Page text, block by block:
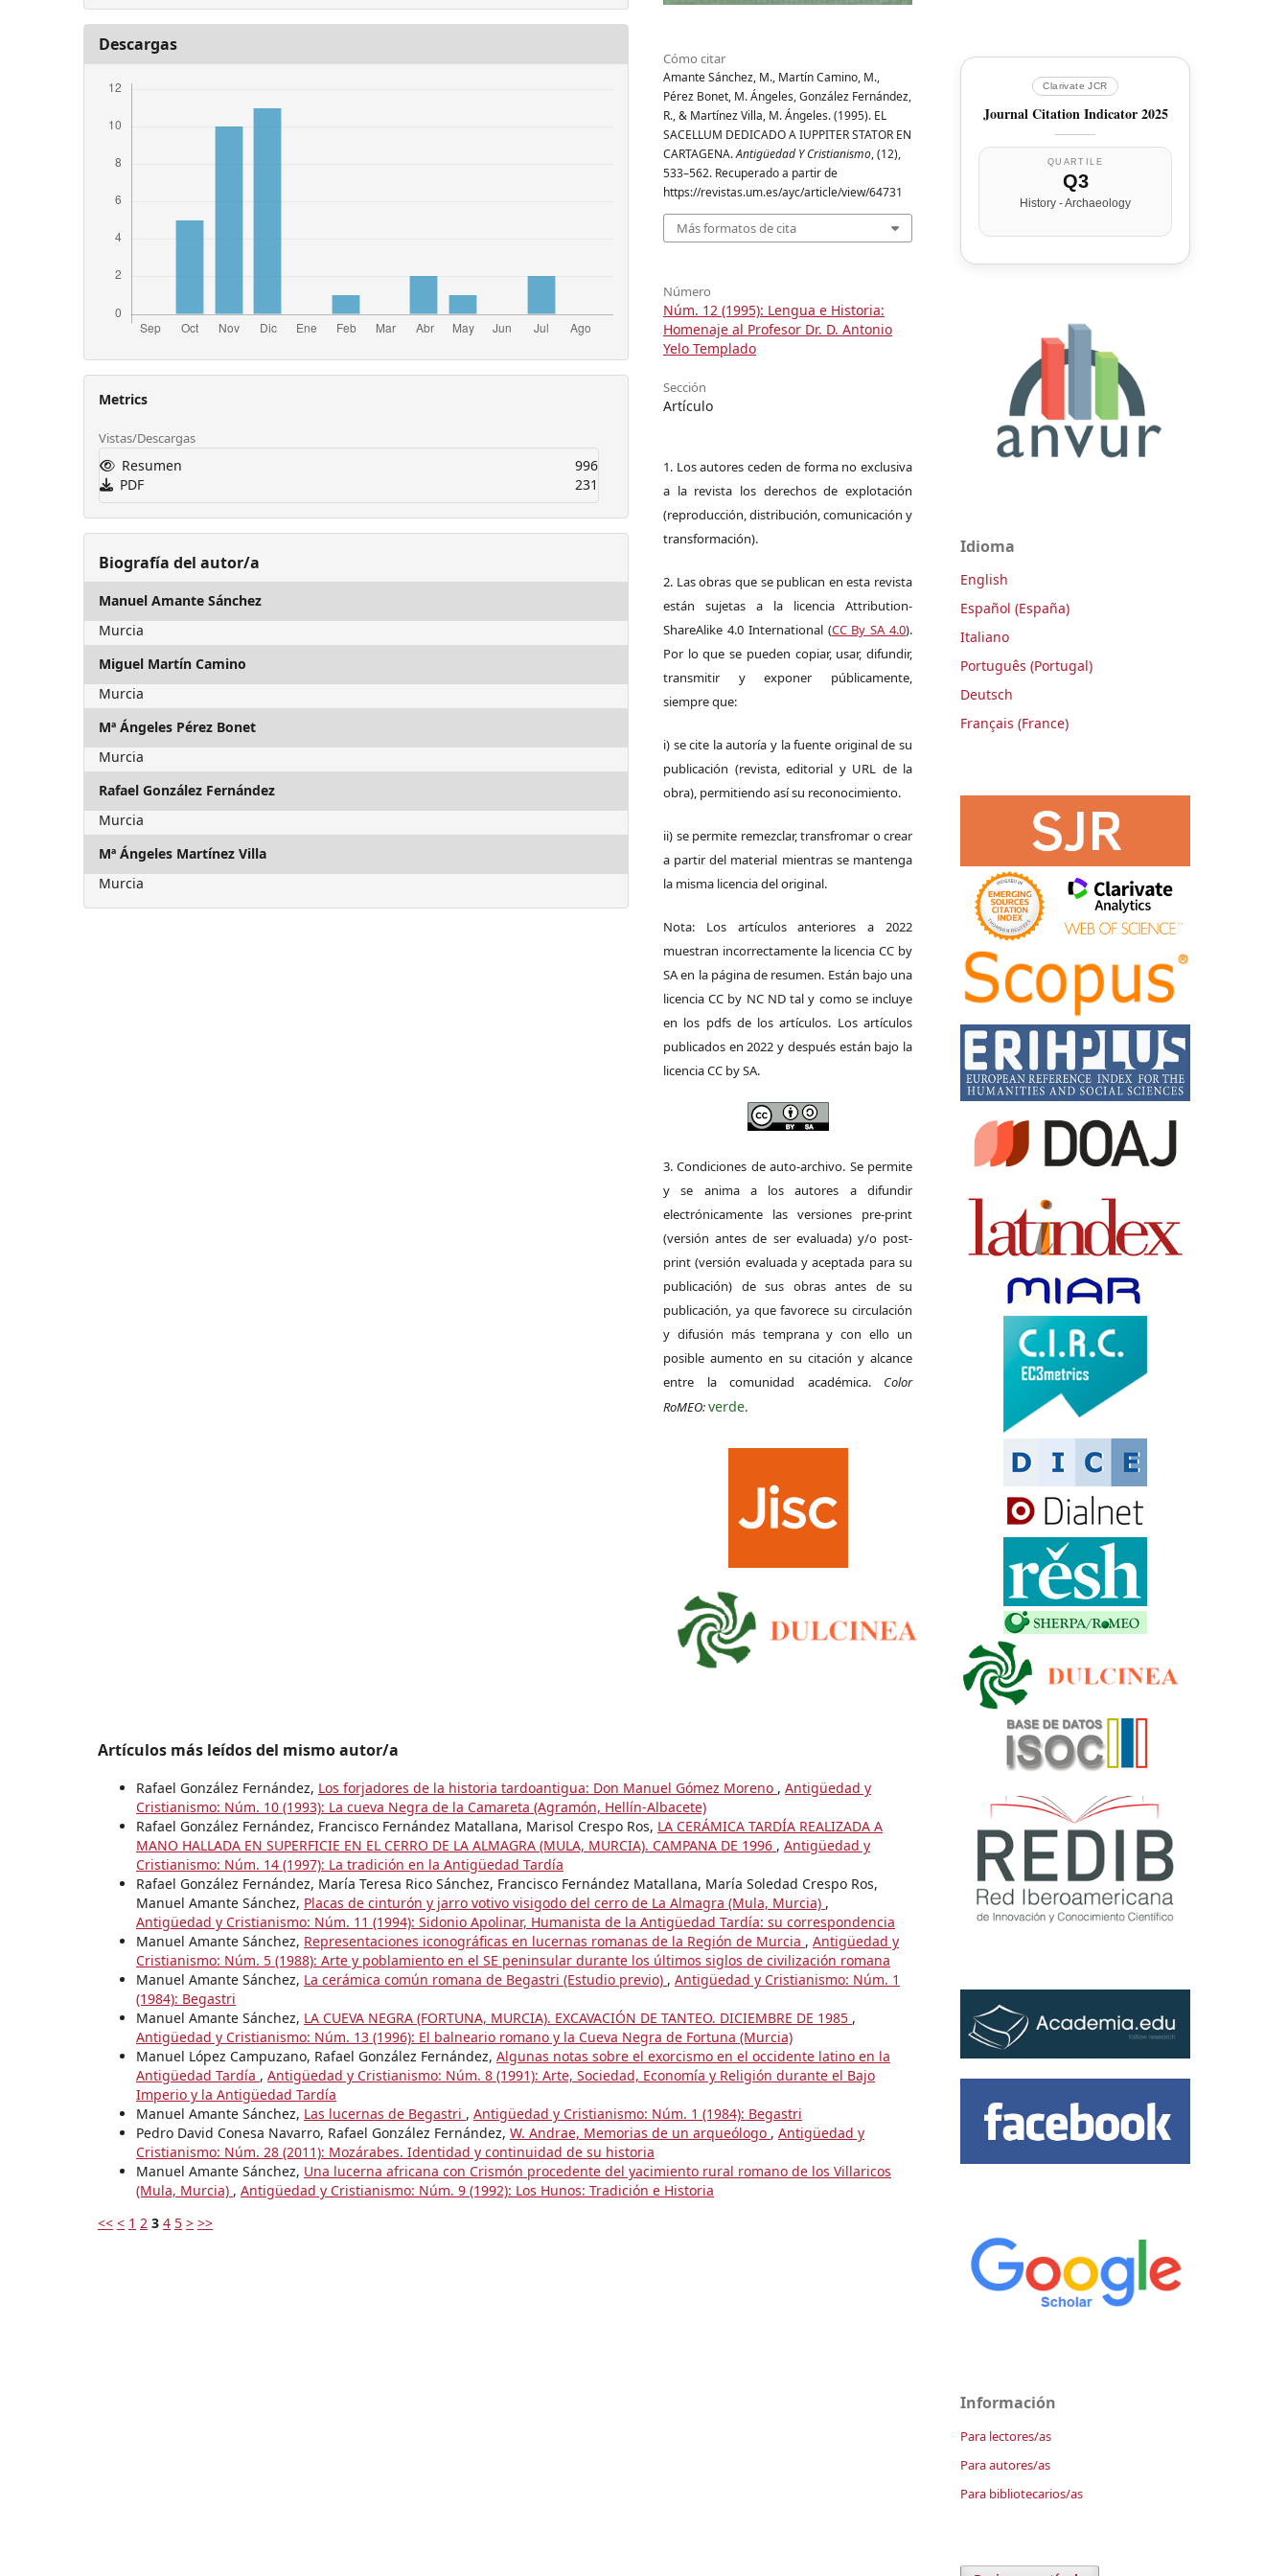
Descargas
Metrics
Vistas/Descargas
Resumen
996
PDF
231
Biografía del autor/a
Manuel Amante Sánchez
Murcia
Miguel Martín Camino
Murcia
Mª Ángeles Pérez Bonet
Murcia
Rafael González Fernández
Murcia
Mª Ángeles Martínez Villa
Murcia
Cómo citar
Amante Sánchez, M., Martín Camino, M.,
Pérez Bonet, M. Ángeles, González Fernández,
R., & Martínez Villa, M. Ángeles. (1995). EL
SACELLUM DEDICADO A IUPPITER STATOR EN
CARTAGENA.Antigüedad Y Cristianismo, (12),
533–562. Recuperado a partir de
https://revistas.um.es/ayc/article/view/64731
Más formatos de cita
Número
Núm. 12 (1995): Lengua e Historia:
Homenaje al Profesor Dr. D. Antonio
Yelo Templado
Sección
Artículo
1. Los autores ceden de forma no exclusiva
a la revista los derechos de explotación
(reproducción, distribución, comunicación y
transformación).
2. Las obras que se publican en esta revista
están sujetas a la licencia Attribution-
ShareAlike 4.0 International (CC By SA 4.0).
Por lo que se pueden copiar, usar, difundir,
transmitir y exponer públicamente,
siempre que:
i) se cite la autoría y la fuente original de su
publicación (revista, editorial y URL de la
obra), permitiendo así su reconocimiento.
ii) se permite remezclar, transfromar o crear
a partir del material mientras se mantenga
la misma licencia del original.
Nota: Los artículos anteriores a 2022
muestran incorrectamente la licencia CC by
SA en la página de resumen. Están bajo una
licencia CC by NC ND tal y como se incluye
en los pdfs de los artículos. Los artículos
publicados en 2022 y después están bajo la
licencia CC by SA.
3. Condiciones de auto-archivo. Se permite
y se anima a los autores a difundir
electrónicamente las versiones pre-print
(versión antes de ser evaluada) y/o post-
print (versión evaluada y aceptada para su
publicación) de sus obras antes de su
publicación, ya que favorece su circulación
y difusión más temprana y con ello un
posible aumento en su citación y alcance
entre la comunidad académica. Color
RoMEO:verde.
Artículos más leídos del mismo autor/a
Rafael González Fernández, Los forjadores de la historia tardoantigua: Don Manuel Gómez Moreno , Antigüedad y
Cristianismo: Núm. 10 (1993): La cueva Negra de la Camareta (Agramón, Hellín-Albacete)
Rafael González Fernández, Francisco Fernández Matallana, Marisol Crespo Ros, LA CERÁMICA TARDÍA REALIZADA A
MANO HALLADA EN SUPERFICIE EN EL CERRO DE LA ALMAGRA (MULA, MURCIA). CAMPANA DE 1996 , Antigüedad y
Cristianismo: Núm. 14 (1997): La tradición en la Antigüedad Tardía
Rafael González Fernández, María Teresa Rico Sánchez, Francisco Fernández Matallana, María Soledad Crespo Ros,
Manuel Amante Sánchez, Placas de cinturón y jarro votivo visigodo del cerro de La Almagra (Mula, Murcia) ,
Antigüedad y Cristianismo: Núm. 11 (1994): Sidonio Apolinar, Humanista de la Antigüedad Tardía: su correspondencia
Manuel Amante Sánchez, Representaciones iconográficas en lucernas romanas de la Región de Murcia , Antigüedad y
Cristianismo: Núm. 5 (1988): Arte y poblamiento en el SE peninsular durante los últimos siglos de civilización romana
Manuel Amante Sánchez, La cerámica común romana de Begastri (Estudio previo) , Antigüedad y Cristianismo: Núm. 1
(1984): Begastri
Manuel Amante Sánchez, LA CUEVA NEGRA (FORTUNA, MURCIA). EXCAVACIÓN DE TANTEO. DICIEMBRE DE 1985 ,
Antigüedad y Cristianismo: Núm. 13 (1996): El balneario romano y la Cueva Negra de Fortuna (Murcia)
Manuel López Campuzano, Rafael González Fernández, Algunas notas sobre el exorcismo en el occidente latino en la
Antigüedad Tardía , Antigüedad y Cristianismo: Núm. 8 (1991): Arte, Sociedad, Economía y Religión durante el Bajo
Imperio y la Antigüedad Tardía
Manuel Amante Sánchez, Las lucernas de Begastri , Antigüedad y Cristianismo: Núm. 1 (1984): Begastri
Pedro David Conesa Navarro, Rafael González Fernández, W. Andrae, Memorias de un arqueólogo , Antigüedad y
Cristianismo: Núm. 28 (2011): Mozárabes. Identidad y continuidad de su historia
Manuel Amante Sánchez, Una lucerna africana con Crismón procedente del yacimiento rural romano de los Villaricos
(Mula, Murcia) , Antigüedad y Cristianismo: Núm. 9 (1992): Los Hunos: Tradición e Historia
<< < 1 2 3 4 5 > >>
Clarivate JCR
Journal Citation Indicator 2025
QUARTILE
Q3
History - Archaeology
Idioma
English
Español (España)
Italiano
Português (Portugal)
Deutsch
Français (France)
Información
Para lectores/as
Para autores/as
Para bibliotecarios/as